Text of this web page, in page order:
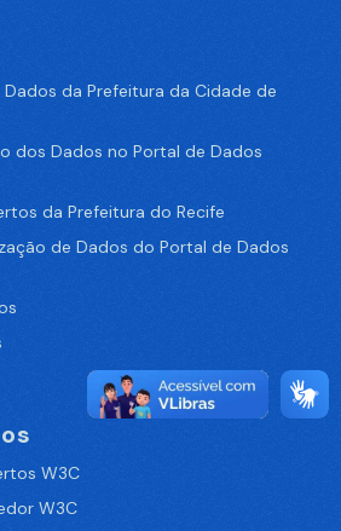
da Prefeitura da Cidade de
dos Dados no Portal de Dados
da Prefeitura do Recife
de Dados do Portal de Dados
W3C
W3C